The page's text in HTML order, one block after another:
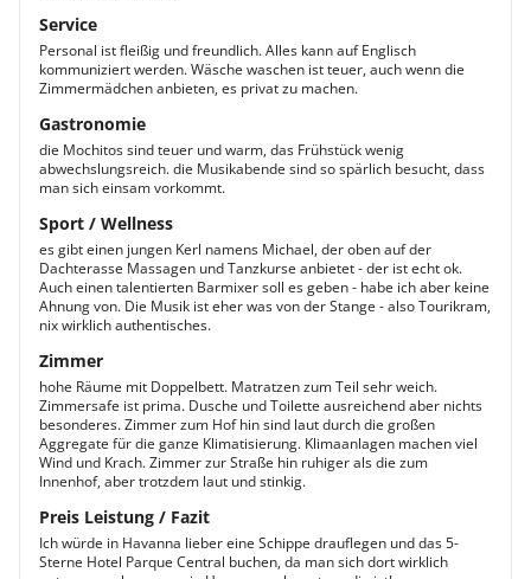
Service
Personal ist fleißig und freundlich. Alles kann auf Englisch
kommuniziert werden. Wäsche waschen ist teuer, auch wenn die
Zimmermädchen anbieten, es privat zu machen.
Gastronomie
die Mochitos sind teuer und warm, das Frühstück wenig
abwechslungsreich. die Musikabende sind so spärlich besucht, dass
man sich einsam vorkommt.
Sport / Wellness
es gibt einen jungen Kerl namens Michael, der oben auf der
Dachterasse Massagen und Tanzkurse anbietet - der ist echt ok.
Auch einen talentierten Barmixer soll es geben - habe ich aber keine
Ahnung von. Die Musik ist eher was von der Stange - also Tourikram,
nix wirklich authentisches.
Zimmer
hohe Räume mit Doppelbett. Matratzen zum Teil sehr weich.
Zimmersafe ist prima. Dusche und Toilette ausreichend aber nichts
besonderes. Zimmer zum Hof hin sind laut durch die großen
Aggregate für die ganze Klimatisierung. Klimaanlagen machen viel
Wind und Krach. Zimmer zur Straße hin ruhiger als die zum
Innenhof, aber trotzdem laut und stinkig.
Preis Leistung / Fazit
Ich würde in Havanna lieber eine Schippe drauflegen und das 5-
Sterne Hotel Parque Central buchen, da man sich dort wirklich